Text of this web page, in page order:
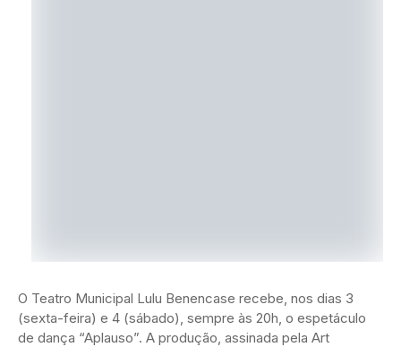
O Teatro Municipal Lulu Benencase recebe, nos dias 3
(sexta-feira) e 4 (sábado), sempre às 20h, o espetáculo
de dança “Aplauso”. A produção, assinada pela Art